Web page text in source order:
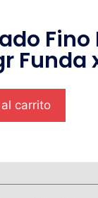
Fino
Funda
carrito